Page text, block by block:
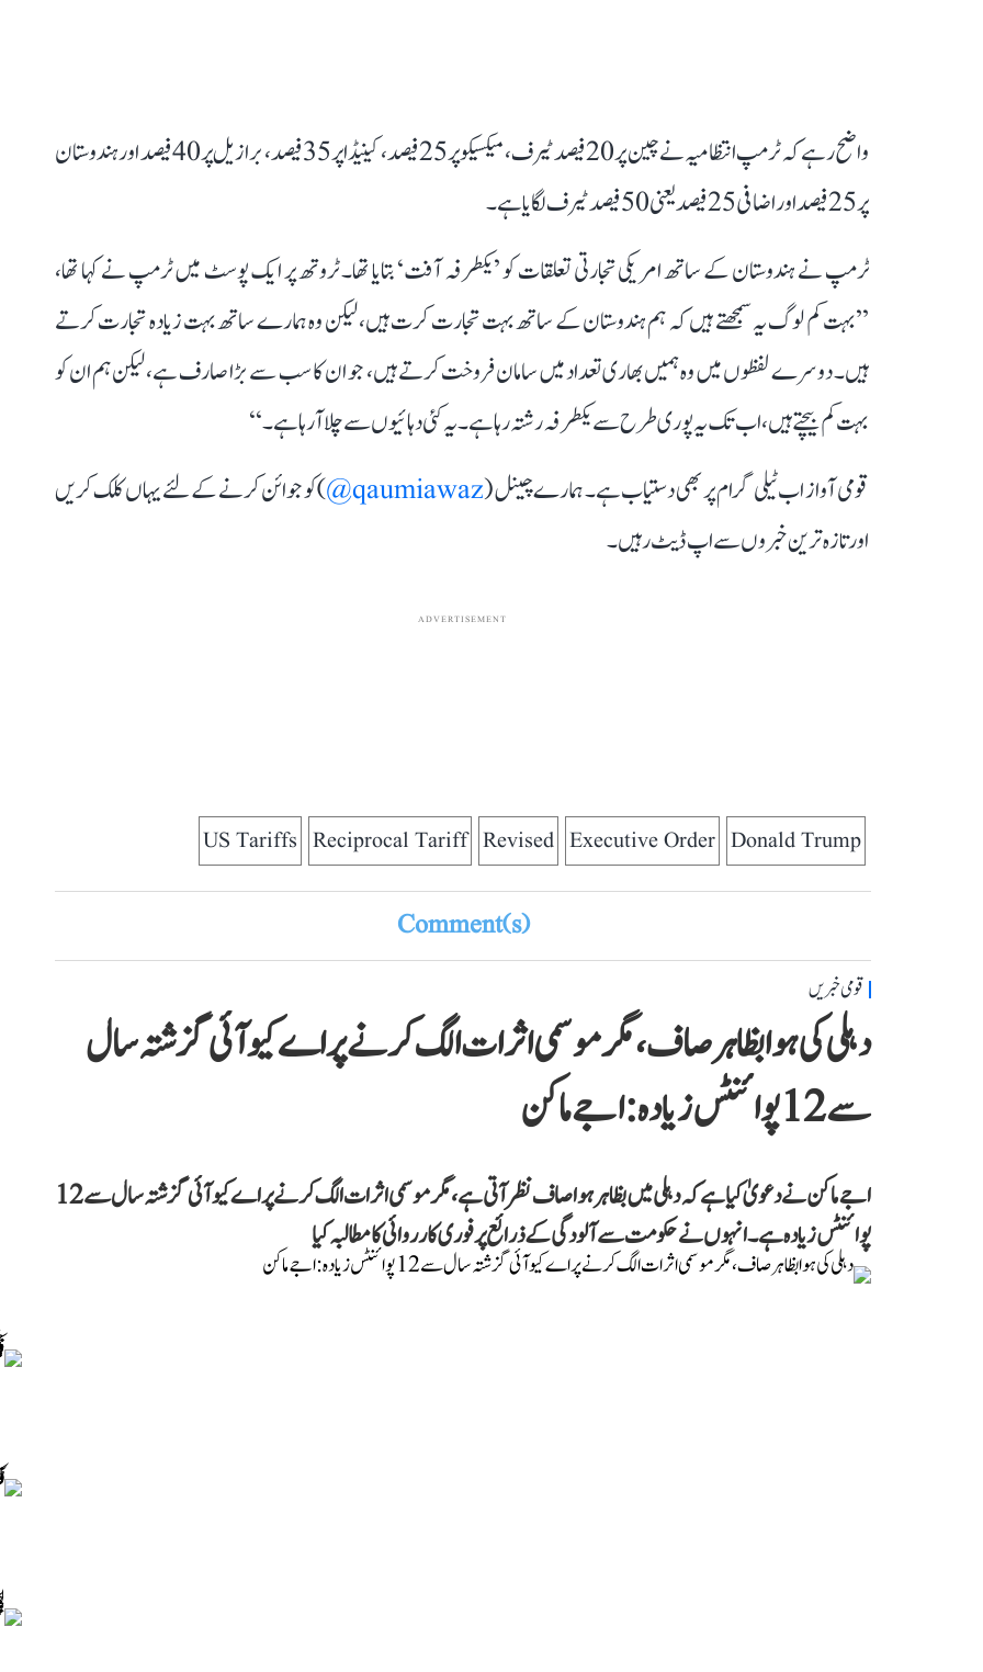
واضح رہے کہ ٹرمپ انتظامیہ نے چین پر 20 فیصد ٹیرف، میکسیکو پر 25 فیصد، کینیڈا پر 35 فیصد، برازیل پر 40 فیصد اور ہندوستان
پر 25 فیصد اور اضافی 25 فیصد یعنی 50 فیصد ٹیرف لگایا ہے۔
ٹرمپ نے ہندوستان کے ساتھ امریکی تجارتی تعلقات کو ’یکطرفہ آفت‘ بتایا تھا۔ ٹروتھ پر ایک پوسٹ میں ٹرمپ نے کہا تھا،
’’بہت کم لوگ یہ سمجھتے ہیں کہ ہم ہندوستان کے ساتھ بہت تجارت کرت ہیں، لیکن وہ ہمارے ساتھ بہت زیادہ تجارت کرتے
ہیں۔ دوسرے لفظوں میں وہ ہمیں بھاری تعداد میں سامان فروخت کرتے ہیں، جو ان کا سب سے بڑا صارف ہے، لیکن ہم ان کو
بہت کم بیچتے ہیں، اب تک یہ پوری طرح سے یکطرفہ رشتہ رہا ہے۔ یہ کئی دہائیوں سے چلا آ رہا ہے۔‘‘
قومی آواز اب ٹیلی گرام پر بھی دستیاب ہے۔ ہمارے چینل (qaumiawaz@
) کو جوائن کرنے کے لئے یہاں کلک کریں
اور تازہ ترین خبروں سے اپ ڈیٹ رہیں۔
ADVERTISEMENT
Donald Trump
Executive Order
Revised
Reciprocal Tariff
US Tariffs
Comment(s)
قومی خبریں
دہلی کی ہوا بظاہر صاف، مگر موسمی اثرات الگ کرنے پر اے کیو آئی گزشتہ سال
سے 12 پوائنٹس زیادہ: اجے ماکن
اجے ماکن نے دعویٰ کیا ہے کہ دہلی میں بظاہر ہوا صاف نظر آتی ہے، مگر موسمی اثرات الگ کرنے پر اے کیو آئی گزشتہ سال سے 12
پوائنٹس زیادہ ہے۔ انہوں نے حکومت سے آلودگی کے ذرائع پر فوری کارروائی کا مطالبہ کیا